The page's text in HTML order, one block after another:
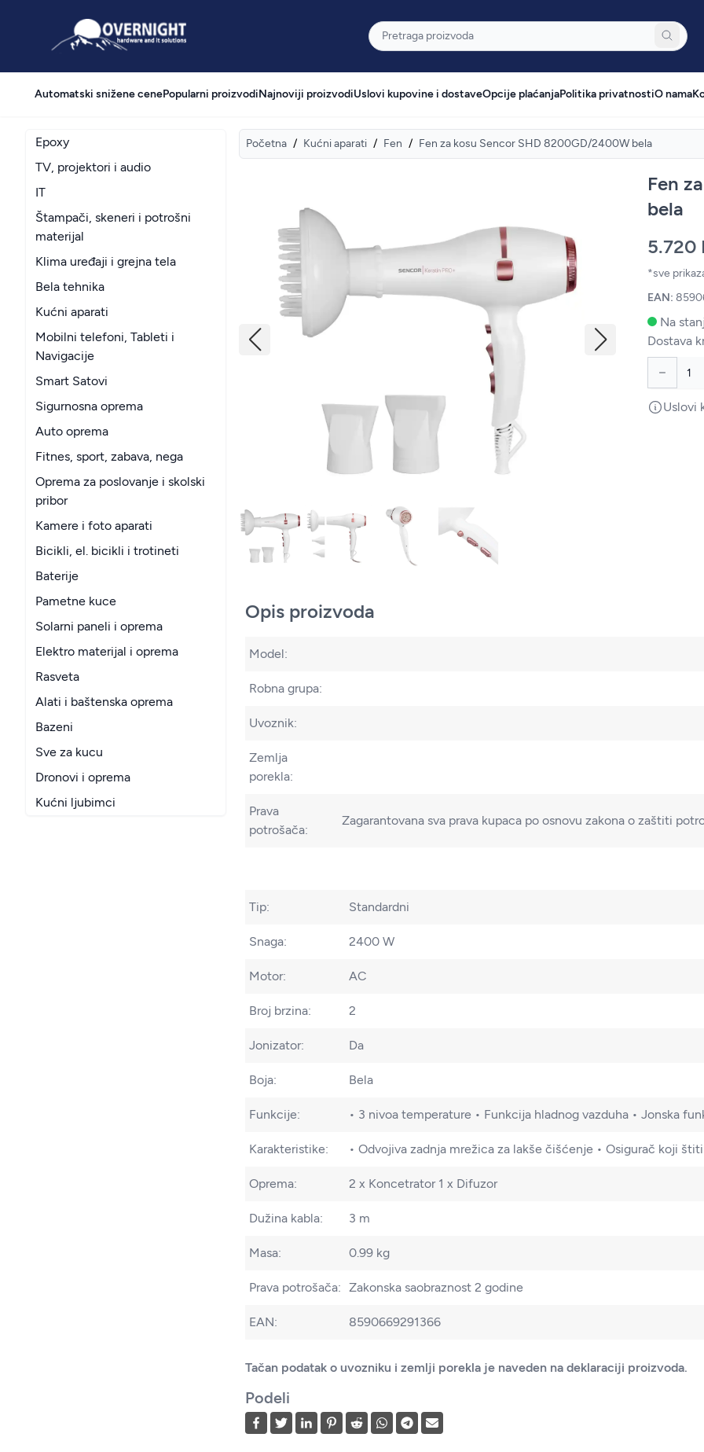
Overnight Pretraga
Automatski snižene cenePopularni proizvodiNajnoviji proizvodiUslovi kupovine i dostaveOpcije plaćanjaPolitika privatnostiO nama
Epoxy
TV, projektori i audio
IT
Štampači, skeneri i potrošni
materijal
Klima uređaji i grejna tela
Bela tehnika
Kućni aparati
Mobilni telefoni, Tableti i
Navigacije
Smart Satovi
Sigurnosna oprema
Auto oprema
Fitnes, sport, zabava, nega
Oprema za poslovanje i skolski
pribor
Kamere i foto aparati
Bicikli, el. bicikli i trotineti
Baterije
Pametne kuce
Solarni paneli i oprema
Elektro materijal i oprema
Rasveta
Alati i baštenska oprema
Bazeni
Sve za kucu
Dronovi i oprema
Kućni ljubimci
Početna / Kućni aparati / Fen / Fen za kosu Sencor SHD 8200GD/2400W bela
Fen
bela
5.720
*sve
EAN:
Na
Dostava
Uslovi
Opis proizvoda
Model:
Robna grupa:
Uvoznik:
Zemlja
porekla:
Prava
potrošača:
Zagarantovana sva prava kupaca po osnovu zakona o zaštiti
Tip: Standardni
Snaga: 2400 W
Motor: AC
Broj brzina: 2
Jonizator: Da
Boja: Bela
Funkcije: • 3 nivoa temperature • Funkcija hladnog vazduha • Jonska
Karakteristike: • Odvojiva zadnja mrežica za lakše čišćenje • Osigurač koji
Oprema: 2 x Koncetrator 1 x Difuzor
Dužina kabla: 3 m
Masa: 0.99 kg
Prava potrošača: Zakonska saobraznost 2 godine
EAN: 8590669291366
Tačan podatak o uvozniku i zemlji porekla je naveden na deklaraciji proizvoda.
Podeli